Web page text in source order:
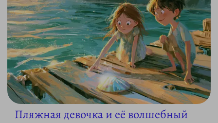
Пляжная девочка и её волшебный